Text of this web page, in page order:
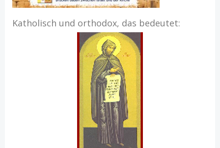
Katholisch und orthodox, das bedeutet: